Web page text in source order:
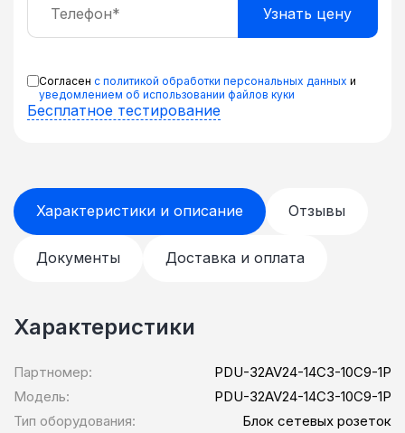
Согласен с политикой обработки персональных данных и
уведомлением об использовании файлов куки
Бесплатное тестирование
Характеристики и описание Отзывы
Документы Доставка и оплата
Характеристики
Партномер:
PDU-32AV24-14C3-10C9-1P
Модель:
PDU-32AV24-14C3-10C9-1P
Тип оборудования:
Блок сетевых розеток